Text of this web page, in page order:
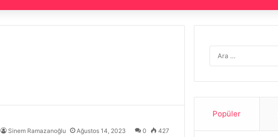
Sinem Ramazanoğlu Ağustos 14, 2023 0 427
Popüler